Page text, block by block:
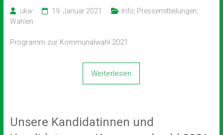
ukw 19. Januar 2021 Info Pressemitteilungen
Wahlen
Programm zur Kommunalwahl 2021
Weiterlesen
Unsere Kandidatinnen und